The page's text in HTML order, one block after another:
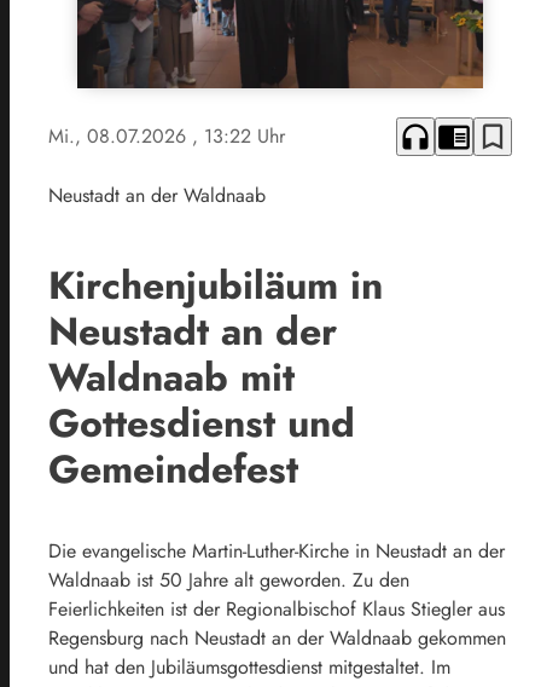
Mi., 08.07.2026 , 13:22 Uhr headphones chrome_reader_mode bookmark_border
Neustadt an der Waldnaab
Kirchenjubiläum in
Neustadt an der
Waldnaab mit
Gottesdienst und
Gemeindefest
Die evangelische Martin-Luther-Kirche in Neustadt an der
Waldnaab ist 50 Jahre alt geworden. Zu den
Feierlichkeiten ist der Regionalbischof Klaus Stiegler aus
Regensburg nach Neustadt an der Waldnaab gekommen
und hat den Jubiläumsgottesdienst mitgestaltet. Im